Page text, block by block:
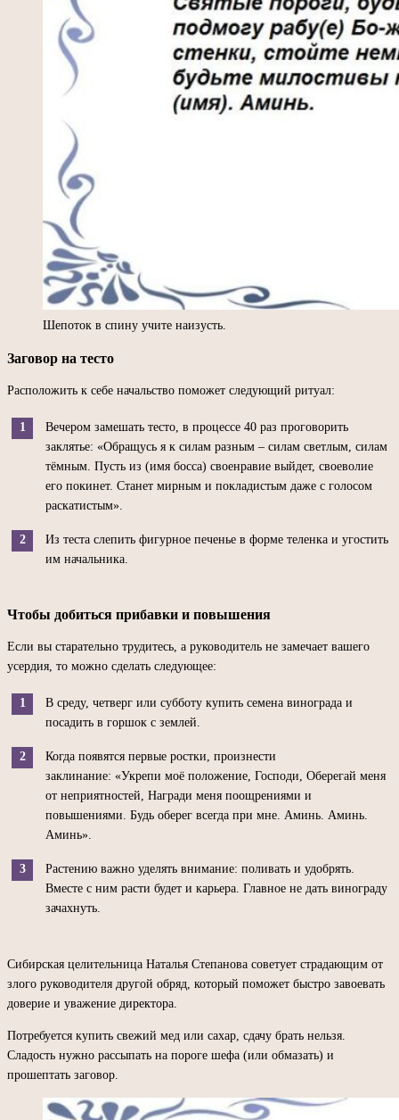
Шепоток в спину учите наизусть.
Заговор на тесто
Расположить к себе начальство поможет следующий ритуал:
Вечером замешать тесто, в процессе 40 раз проговорить
заклятье: «Обращусь я к силам разным – силам светлым, силам
тёмным. Пусть из (имя босса) своенравие выйдет, своеволие
его покинет. Станет мирным и покладистым даже с голосом
раскатистым».
Из теста слепить фигурное печенье в форме теленка и угостить
им начальника.
Чтобы добиться прибавки и повышения
Если вы старательно трудитесь, а руководитель не замечает вашего
усердия, то можно сделать следующее:
В среду, четверг или субботу купить семена винограда и
посадить в горшок с землей.
Когда появятся первые ростки, произнести
заклинание: «Укрепи моё положение, Господи, Оберегай меня
от неприятностей, Награди меня поощрениями и
повышениями. Будь оберег всегда при мне. Аминь. Аминь.
Аминь».
Растению важно уделять внимание: поливать и удобрять.
Вместе с ним расти будет и карьера. Главное не дать винограду
зачахнуть.
Сибирская целительница Наталья Степанова советует страдающим от
злого руководителя другой обряд, который поможет быстро завоевать
доверие и уважение директора.
Потребуется купить свежий мед или сахар, сдачу брать нельзя.
Сладость нужно рассыпать на пороге шефа (или обмазать) и
прошептать заговор.